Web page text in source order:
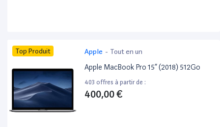
Top Produit Apple - Tout en un
Apple MacBook Pro 15” (2018) 512Go
403 offres à partir de :
400,00 €